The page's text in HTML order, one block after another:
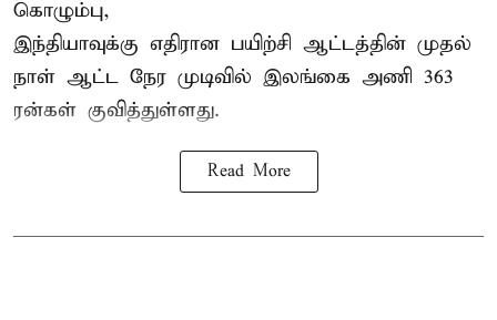
கொழும்பு,
இந்தியாவுக்கு எதிரான பயிற்சி ஆட்டத்தின் முதல்
நாள் ஆட்ட நேர முடிவில் இலங்கை அணி 363
ரன்கள் குவித்துள்ளது.
Read More